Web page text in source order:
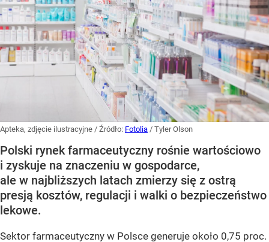
Apteka, zdjęcie ilustracyjne / Źródło: Fotolia / Tyler Olson
Polski rynek farmaceutyczny rośnie wartościowo
i zyskuje na znaczeniu w gospodarce,
ale w najbliższych latach zmierzy się z ostrą
presją kosztów, regulacji i walki o bezpieczeństwo
lekowe.
Sektor farmaceutyczny w Polsce generuje około 0,75 proc.